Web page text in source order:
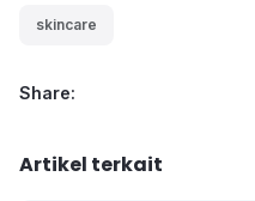
skincare
Share:
Artikel terkait